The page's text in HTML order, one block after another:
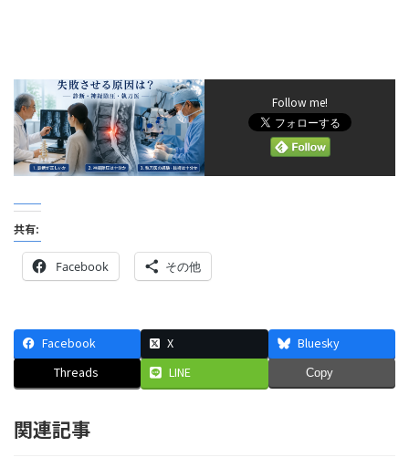
Follow me!
共有:
Facebook その他
Facebook X
Bluesky
Threads
LINE Copy
関連記事